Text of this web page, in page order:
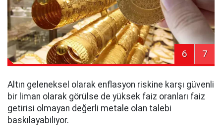
6 7
Altın geleneksel olarak enflasyon riskine karşı güvenli
bir liman olarak görülse de yüksek faiz oranları faiz
getirisi olmayan değerli metale olan talebi
baskılayabiliyor.